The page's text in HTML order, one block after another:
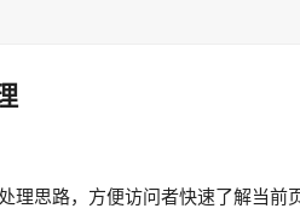
理思路，方便访问者快速了解当前